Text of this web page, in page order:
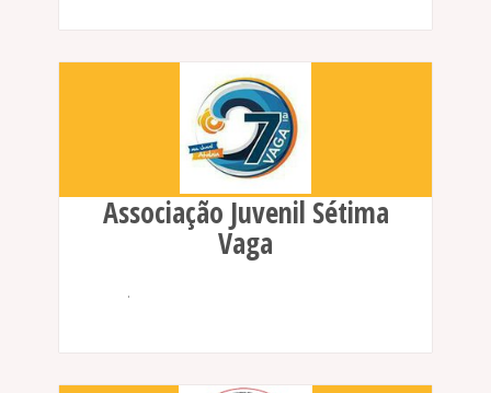
Associação Juvenil Sétima
Vaga
.